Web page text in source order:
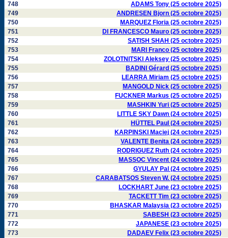
748
ADAMS Tony (25 octobre 2025)
749
ANDRESEN Bjorn (25 octobre 2025)
750
MARQUEZ Floria (25 octobre 2025)
751
DI FRANCESCO Mauro (25 octobre 2025)
752
SATISH SHAH (25 octobre 2025)
753
MARI Franco (25 octobre 2025)
754
ZOLOTNITSKI Aleksey (25 octobre 2025)
755
BADINI Gérard (25 octobre 2025)
756
LEARRA Miriam (25 octobre 2025)
757
MANGOLD Nick (25 octobre 2025)
758
FUCKNER Markus (25 octobre 2025)
759
MASHKIN Yuri (25 octobre 2025)
760
LITTLE SKY Dawn (24 octobre 2025)
761
HÜTTEL Paul (24 octobre 2025)
762
KARPINSKI Maciej (24 octobre 2025)
763
VALENTE Benita (24 octobre 2025)
764
RODRIGUEZ Ruth (24 octobre 2025)
765
MASSOC Vincent (24 octobre 2025)
766
GYULAY Pal (24 octobre 2025)
767
CARABATSOS Steven W. (24 octobre 2025)
768
LOCKHART June (23 octobre 2025)
769
TACKETT Tim (23 octobre 2025)
770
BHASKAR Malaysia (23 octobre 2025)
771
SABESH (23 octobre 2025)
772
JAPANESE (23 octobre 2025)
773
DADAEV Felix (23 octobre 2025)